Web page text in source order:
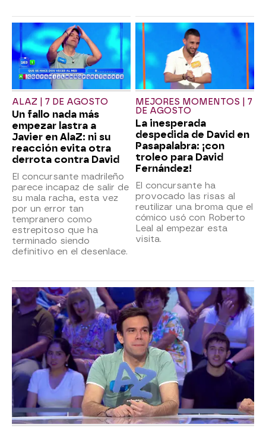
ALAZ | 7 DE AGOSTO
Un fallo nada más
empezar lastra a
Javier en AlaZ: ni su
reacción evita otra
derrota contra David
El concursante madrileño
parece incapaz de salir de
su mala racha, esta vez
por un error tan
tempranero como
estrepitoso que ha
terminado siendo
definitivo en el desenlace.
MEJORES MOMENTOS | 7
DE AGOSTO
La inesperada
despedida de David en
Pasapalabra: ¡con
troleo para David
Fernández!
El concursante ha
provocado las risas al
reutilizar una broma que el
cómico usó con Roberto
Leal al empezar esta
visita.